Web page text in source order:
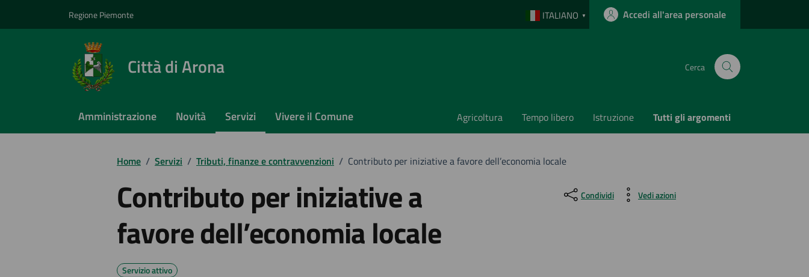
Regione Piemonte ITALIANO ▼ Accedi all'area personale
Città di Arona Cerca
Amministrazione Novità Servizi Vivere il Comune Agricoltura Tempo libero Istruzione Tutti gli argomenti
Home / Servizi / Tributi, finanze e contravvenzioni / Contributo per iniziative a favore dell’economia locale
Contributo per iniziative a
favore dell’economia locale
Servizio attivo
Condividi Vedi azioni